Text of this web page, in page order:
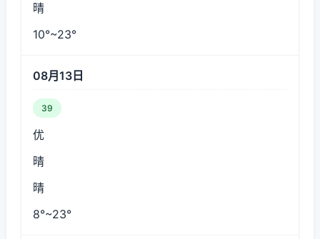
晴
10°~23°
08月13日
39
优
晴
晴
8°~23°